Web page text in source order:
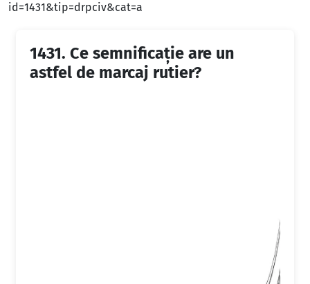
id=1431&tip=drpciv&cat=a
1431. Ce semnificaţie are un
astfel de marcaj rutier?